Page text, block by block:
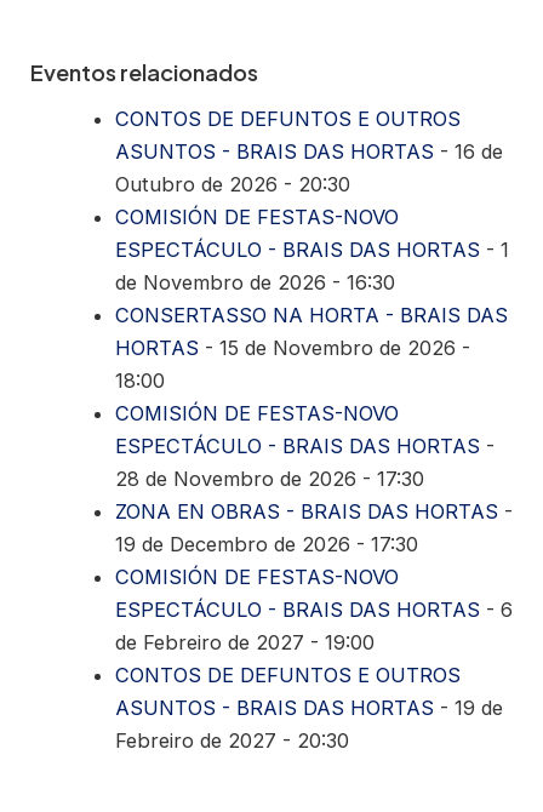
Eventos relacionados
CONTOS DE DEFUNTOS E OUTROS
ASUNTOS - BRAIS DAS HORTAS - 16 de
Outubro de 2026 - 20:30
COMISIÓN DE FESTAS-NOVO
ESPECTÁCULO - BRAIS DAS HORTAS - 1
de Novembro de 2026 - 16:30
CONSERTASSO NA HORTA - BRAIS DAS
HORTAS - 15 de Novembro de 2026 -
18:00
COMISIÓN DE FESTAS-NOVO
ESPECTÁCULO - BRAIS DAS HORTAS -
28 de Novembro de 2026 - 17:30
ZONA EN OBRAS - BRAIS DAS HORTAS -
19 de Decembro de 2026 - 17:30
COMISIÓN DE FESTAS-NOVO
ESPECTÁCULO - BRAIS DAS HORTAS - 6
de Febreiro de 2027 - 19:00
CONTOS DE DEFUNTOS E OUTROS
ASUNTOS - BRAIS DAS HORTAS - 19 de
Febreiro de 2027 - 20:30